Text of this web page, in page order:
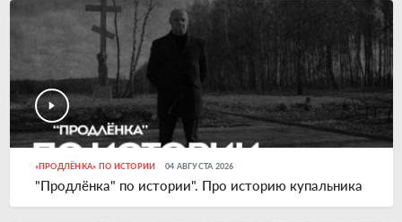
«ПРОДЛЁНКА» ПО ИСТОРИИ 04 АВГУСТА 2026
"Продлёнка" по истории". Про историю купальника